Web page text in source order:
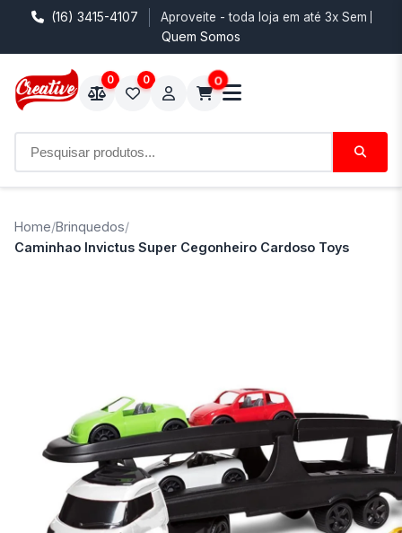
(16) 3415-4107 Aproveite - toda loja em até 3x Sem
Quem Somos
0 0 0
Home/Brinquedos/
Caminhao Invictus Super Cegonheiro Cardoso Toys